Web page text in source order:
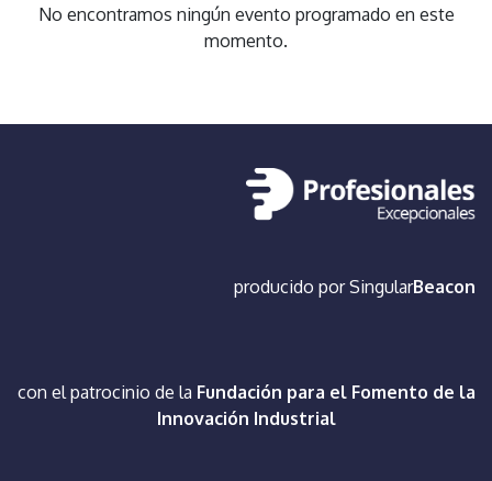
No encontramos ningún evento programado en este
momento.
producido porSingularBeacon
con el patrocinio de la Fundación para el Fomento de la
Innovación Industrial